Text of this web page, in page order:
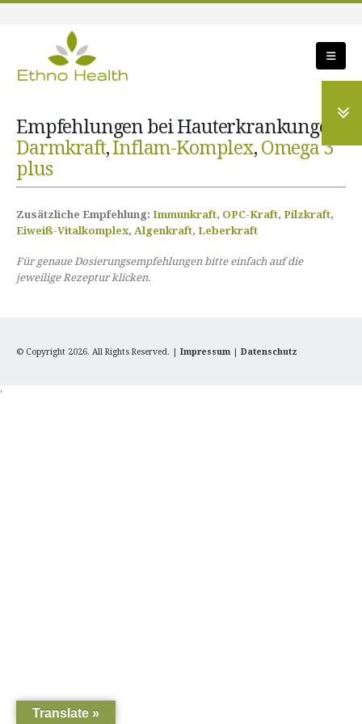
Empfehlungen bei Hauterkrankungen:
Darmkraft,Inflam-Komplex,Omega 3
plus
Zusätzliche Empfehlung: Immunkraft, OPC-Kraft, Pilzkraft,
Eiweiß-Vitalkomplex, Algenkraft, Leberkraft
Für genaue Dosierungsempfehlungen bitte einfach auf die
jeweilige Rezeptur klicken.
© Copyright 2026. All Rights Reserved. | Impressum | Datenschutz
'
Translate »